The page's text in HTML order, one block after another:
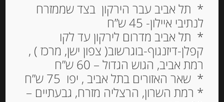
בלסמי מצומצם ביאנקה
(לבן) GLASSY
* תל אביב עבר הירקון בצד שממזרח
לנתיבי איילון- 45 ש”ח
* תל אביב מדרום לירקון עד לקו
קפלן-דיזנגוף-בוגרשוב( צפון ישן, מרכז ) ,
רמת אביב, הגוש הגדול – 60 ש”ח
* שאר האזורים בתל אביב , יפו 75 ש”ח
* רמת השרון, הרצליה מזרח, גבעתיים –